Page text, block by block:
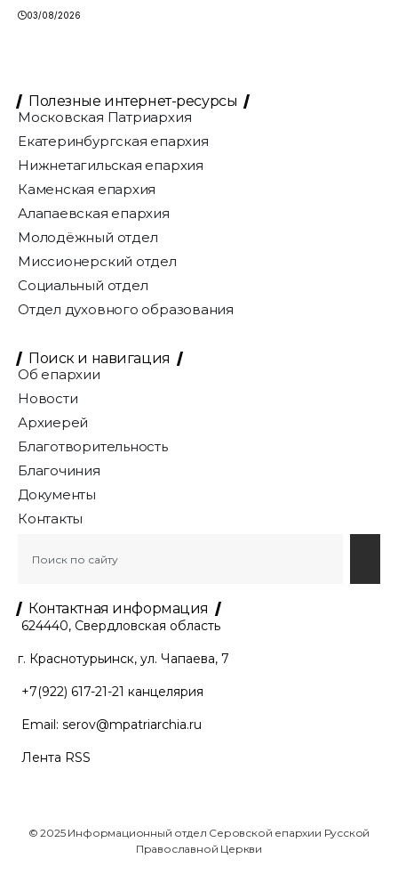
03/08/2026
Полезные интернет-ресурсы
Московская Патриархия
Екатеринбургская епархия
Нижнетагильская епархия
Каменская епархия
Алапаевская епархия
Молодёжный отдел
Миссионерский отдел
Социальный отдел
Отдел духовного образования
Поиск и навигация
Об епархии
Новости
Архиерей
Благотворительность
Благочиния
Документы
Контакты
Контактная информация
624440, Свердловская область
г. Краснотурьинск, ул. Чапаева, 7
+7(922) 617-21-21 канцелярия
Email: serov@mpatriarchia.ru
Лента RSS
© 2025 Информационный отдел Серовской епархии Русской
Православной Церкви